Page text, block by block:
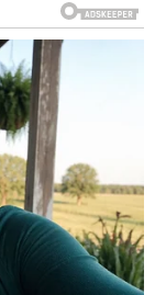
je često bio jak i
duša
traži.
radosti – na
i svetla. Ali
emotivna
i voljen bez
igre ega – samo